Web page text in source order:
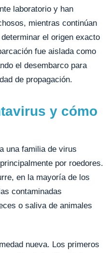
laboratorio y han
mientras continúan
el origen exacto
fue aislada como
el desembarco para
de propagación.
y cómo
una familia de virus
por roedores.
en la mayoría de los
contaminadas
o saliva de animales
nueva. Los primeros